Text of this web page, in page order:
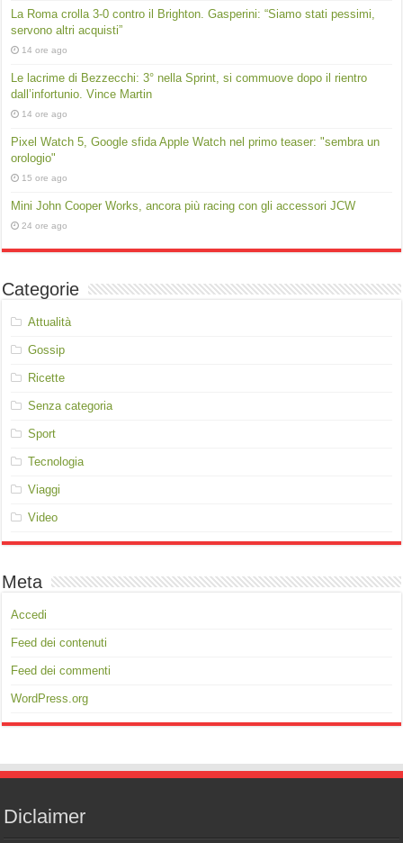
La Roma crolla 3-0 contro il Brighton. Gasperini: “Siamo stati pessimi,
servono altri acquisti”
14 ore ago
Le lacrime di Bezzecchi: 3° nella Sprint, si commuove dopo il rientro
dall’infortunio. Vince Martin
14 ore ago
Pixel Watch 5, Google sfida Apple Watch nel primo teaser: "sembra un
orologio"
15 ore ago
Mini John Cooper Works, ancora più racing con gli accessori JCW
24 ore ago
Categorie
Attualità
Gossip
Ricette
Senza categoria
Sport
Tecnologia
Viaggi
Video
Meta
Accedi
Feed dei contenuti
Feed dei commenti
WordPress.org
Diclaimer